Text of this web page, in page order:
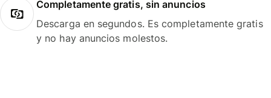
Completamente gratis, sin anuncios
Descarga en segundos. Es completamente gratis
y no hay anuncios molestos.